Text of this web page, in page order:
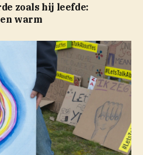
zoals hij leefde:
warm